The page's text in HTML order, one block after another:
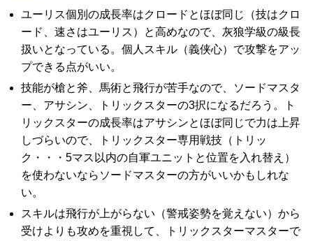
ユーリス個別の成長率はクロードとほぼ同じ（技はクロ
ード、速さはユーリス）と高めなので、灰狼学級の級長
扱いとなっている。個人スキル（義侠心）で攻撃をアッ
プできる点がいい。
技能が槍と斧、馬術と飛行が苦手なので、ソードマスタ
ー、アサシン、トリックスターの3択になるだろう。ト
リックスターの成長率はアサシンとほぼ同じで力は上昇
しづらいので、トリックスター専用戦技（トリッ
ク・・・5マス以内の自軍ユニットと位置を入れ替え）
を使わないならソードマスターの方がいいかもしれな
い。
スキルは飛行が上がらない（警戒姿勢を覚えない）から
受けよりも攻めを重視して、トリックスターマスターで